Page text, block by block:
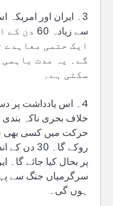
3۔ ایران اور
سے
ایک حتمی
گے۔ یہ مدت
سکتی ہے۔
4۔ اس یادداشت پر
خلاف بحری ناکہ
حرکت میں کسی بھی
روکے گا۔
پر بحال کیا جائے
سرگرمیاں جنگ سے
ہوں گی۔